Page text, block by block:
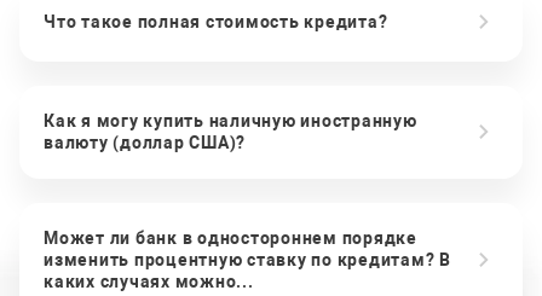
Что такое полная стоимость кредита?
Как я могу купить наличную иностранную
валюту (доллар США)?
Может ли банк в одностороннем порядке
изменить процентную ставку по кредитам? В
каких случаях можно...